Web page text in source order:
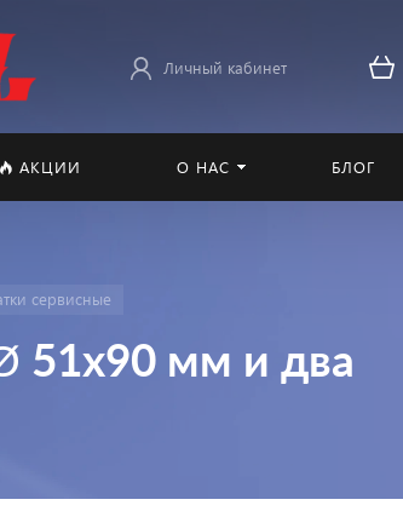
Личный кабинет
АКЦИИ О НАС БЛОГ
сервисные
51х90 мм и два